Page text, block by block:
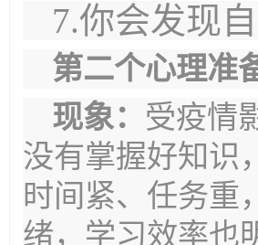
7.你会发现
第二个心理准
现象： 受疫情
没有掌握好知识
时间紧、任务重
绪，学习效率也